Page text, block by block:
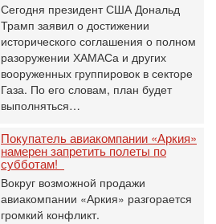
Сегодня президент США Дональд
Трамп заявил о достижении
исторического соглашения о полном
разоружении ХАМАСа и других
вооруженных группировок в секторе
Газа. По его словам, план будет
выполняться…
Покупатель авиакомпании «Аркия»
намерен запретить полеты по
субботам!
Вокруг возможной продажи
авиакомпании «Аркия» разгорается
громкий конфликт.